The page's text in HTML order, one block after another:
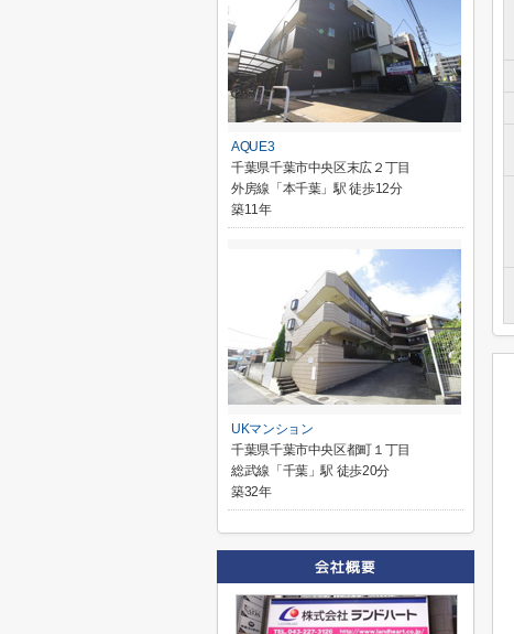
AQUE3
千葉県千葉市中央区末広２丁目
外房線「本千葉」駅 徒歩12分
築11年
UKマンション
千葉県千葉市中央区都町１丁目
総武線「千葉」駅 徒歩20分
築32年